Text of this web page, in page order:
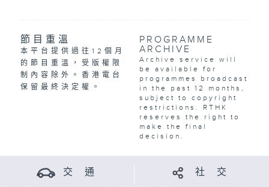
節目重溫
本平台提供過往12個月
的節目重溫，受版權限
制內容除外。香港電台
保留最終決定權。
PROGRAMME
ARCHIVE
Archive service will
be available for
programmes broadcast
in the past 12 months,
subject to copyright
restrictions. RTHK
reserves the right to
make the final
decision.
交 通 社 交